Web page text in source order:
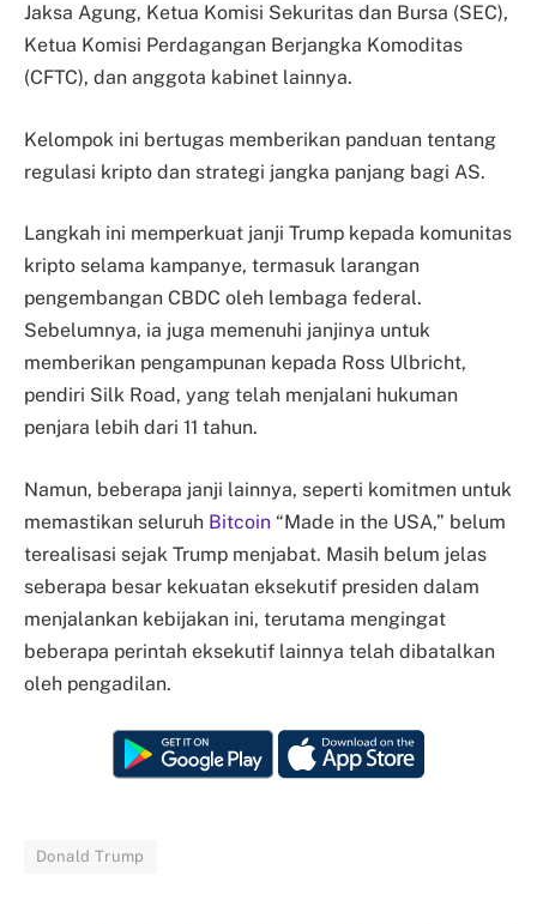
Jaksa Agung, Ketua Komisi Sekuritas dan Bursa (SEC),
Ketua Komisi Perdagangan Berjangka Komoditas
(CFTC), dan anggota kabinet lainnya.
Kelompok ini bertugas memberikan panduan tentang
regulasi kripto dan strategi jangka panjang bagi AS.
Langkah ini memperkuat janji Trump kepada komunitas
kripto selama kampanye, termasuk larangan
pengembangan CBDC oleh lembaga federal.
Sebelumnya, ia juga memenuhi janjinya untuk
memberikan pengampunan kepada Ross Ulbricht,
pendiri Silk Road, yang telah menjalani hukuman
penjara lebih dari 11 tahun.
Namun, beberapa janji lainnya, seperti komitmen untuk
memastikan seluruh Bitcoin “Made in the USA,” belum
terealisasi sejak Trump menjabat. Masih belum jelas
seberapa besar kekuatan eksekutif presiden dalam
menjalankan kebijakan ini, terutama mengingat
beberapa perintah eksekutif lainnya telah dibatalkan
oleh pengadilan.
Donald Trump